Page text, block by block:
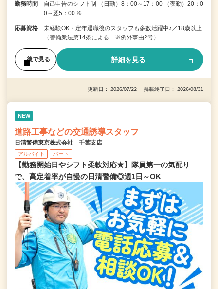
勤務時間
自己申告のシフト制 （日勤）8：00～17：00 （夜勤）20：0
0～翌5：00 ※…
応募資格
未経験OK・定年退職後のスタッフも多数活躍中♪／18歳以上
（警備業法第14条による ※例外事由2号）
後で見る 詳細を見る
更新日： 2026/07/22 掲載終了日： 2026/08/31
NEW
道路工事などの交通誘導スタッフ
日清警備東京株式会社 千葉支店
アルバイト パート
【勤務開始日やシフト柔軟対応★】隊員第一の気配り
で、高定着率が自慢の日清警備◎週1日～OK